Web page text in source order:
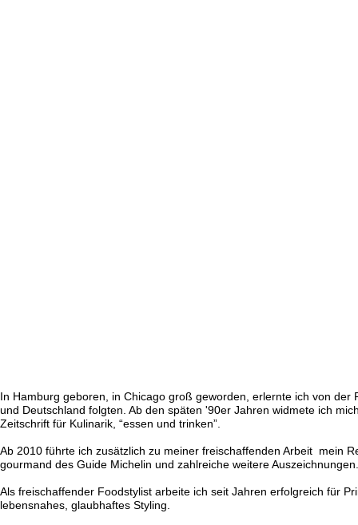
In Hamburg geboren, in Chicago groß geworden, erlernte ich von
und Deutschland folgten. Ab den späten '90er Jahren widmete ich
Zeitschrift für Kulinarik, “essen und trinken”.
Ab 2010 führte ich zusätzlich zu meiner freischaffenden Arbeit mein
gourmand des Guide Michelin und zahlreiche weitere Auszeichnungen.
Als freischaffender Foodstylist arbeite ich seit Jahren erfolgreich für
lebensnahes, glaubhaftes Styling.